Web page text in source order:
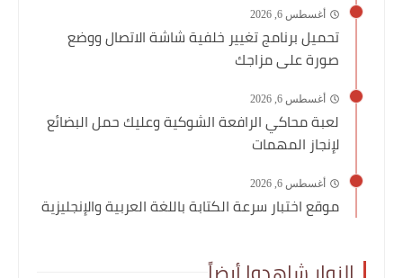
أغسطس 6, 2026
تحميل برنامج تغيير خلفية شاشة الاتصال ووضع
صورة على مزاجك
أغسطس 6, 2026
لعبة محاكي الرافعة الشوكية وعليك حمل البضائع
لإنجاز المهمات
أغسطس 6, 2026
موقع اختبار سرعة الكتابة باللغة العربية والإنجليزية